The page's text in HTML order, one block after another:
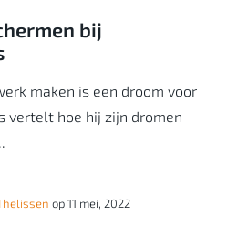
bij
maken is een droom voor
vertelt hoe hij zijn dromen
op 11 mei, 2022